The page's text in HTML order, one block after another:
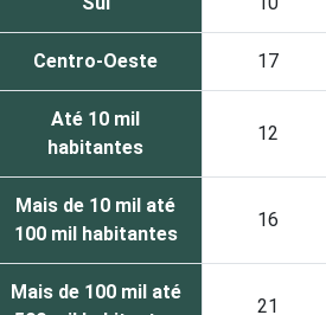
Centro-Oeste 17
Até 10 mil
habitantes
12
Mais de 10 mil até
100 mil habitantes
16
Mais de 100 mil até
21